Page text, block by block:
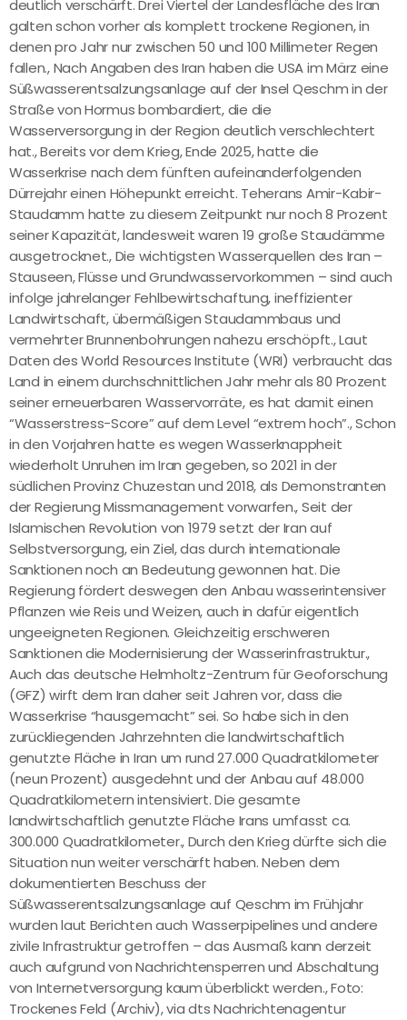
deutlich verschärft. Drei Viertel der Landesfläche des Iran
galten schon vorher als komplett trockene Regionen, in
denen pro Jahr nur zwischen 50 und 100 Millimeter Regen
fallen., Nach Angaben des Iran haben die USA im März eine
Süßwasserentsalzungsanlage auf der Insel Qeschm in der
Straße von Hormus bombardiert, die die
Wasserversorgung in der Region deutlich verschlechtert
hat., Bereits vor dem Krieg, Ende 2025, hatte die
Wasserkrise nach dem fünften aufeinanderfolgenden
Dürrejahr einen Höhepunkt erreicht. Teherans Amir-Kabir-
Staudamm hatte zu diesem Zeitpunkt nur noch 8 Prozent
seiner Kapazität, landesweit waren 19 große Staudämme
ausgetrocknet., Die wichtigsten Wasserquellen des Iran –
Stauseen, Flüsse und Grundwasservorkommen – sind auch
infolge jahrelanger Fehlbewirtschaftung, ineffizienter
Landwirtschaft, übermäßigen Staudammbaus und
vermehrter Brunnenbohrungen nahezu erschöpft., Laut
Daten des World Resources Institute (WRI) verbraucht das
Land in einem durchschnittlichen Jahr mehr als 80 Prozent
seiner erneuerbaren Wasservorräte, es hat damit einen
“Wasserstress-Score” auf dem Level “extrem hoch”., Schon
in den Vorjahren hatte es wegen Wasserknappheit
wiederholt Unruhen im Iran gegeben, so 2021 in der
südlichen Provinz Chuzestan und 2018, als Demonstranten
der Regierung Missmanagement vorwarfen., Seit der
Islamischen Revolution von 1979 setzt der Iran auf
Selbstversorgung, ein Ziel, das durch internationale
Sanktionen noch an Bedeutung gewonnen hat. Die
Regierung fördert deswegen den Anbau wasserintensiver
Pflanzen wie Reis und Weizen, auch in dafür eigentlich
ungeeigneten Regionen. Gleichzeitig erschweren
Sanktionen die Modernisierung der Wasserinfrastruktur.,
Auch das deutsche Helmholtz-Zentrum für Geoforschung
(GFZ) wirft dem Iran daher seit Jahren vor, dass die
Wasserkrise “hausgemacht” sei. So habe sich in den
zurückliegenden Jahrzehnten die landwirtschaftlich
genutzte Fläche in Iran um rund 27.000 Quadratkilometer
(neun Prozent) ausgedehnt und der Anbau auf 48.000
Quadratkilometern intensiviert. Die gesamte
landwirtschaftlich genutzte Fläche Irans umfasst ca.
300.000 Quadratkilometer., Durch den Krieg dürfte sich die
Situation nun weiter verschärft haben. Neben dem
dokumentierten Beschuss der
Süßwasserentsalzungsanlage auf Qeschm im Frühjahr
wurden laut Berichten auch Wasserpipelines und andere
zivile Infrastruktur getroffen – das Ausmaß kann derzeit
auch aufgrund von Nachrichtensperren und Abschaltung
von Internetversorgung kaum überblickt werden., Foto:
Trockenes Feld (Archiv), via dts Nachrichtenagentur